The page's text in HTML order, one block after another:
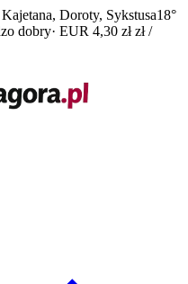
Doroty, Sykstusa18°
dobry· EUR 4,30 zł zł /